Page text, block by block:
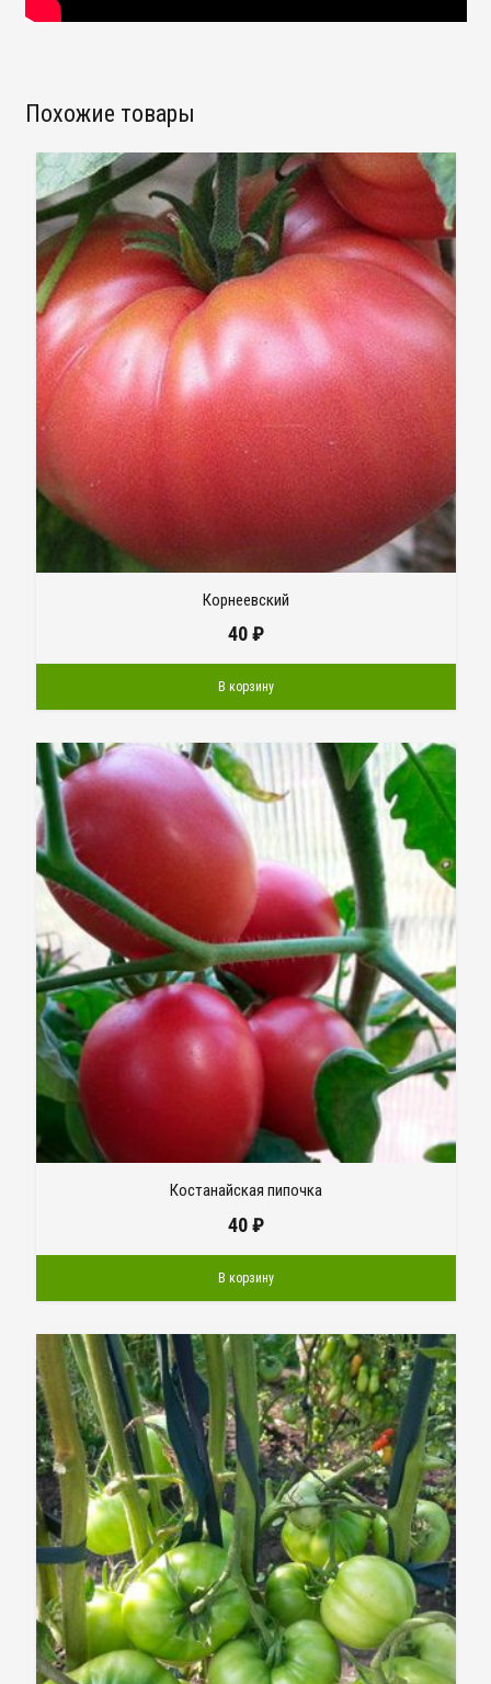
Похожие товары
Корнеевский
40₽
В корзину
Костанайская пипочка
40₽
В корзину